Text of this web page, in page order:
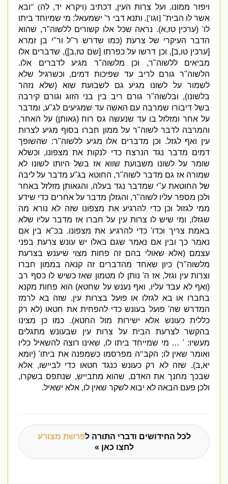
ויפזר ממונו.ועל צרות העין,דכתיב(ויקרא יד ,לה) "ובא
אשר לו הבית"
[וגו'].ותנא דבי ר' ישמעאל:מי שמיוחד ביתו
' (ערכין טז,א).נראה שכל אלו קשורים ללשוה"ר,שהוא
הדבר העיקרי של צרעת(כמו שדרש ר ל ור "י בן זמרא
ערכין טו ,ב],וכן דרשו על כפרתו[שם טז ,ב]),שדברים אלו
מביאים ללשוה"ר, וכן מלשוה"ר מגיע לדברים אלו.
הלשוה"ר גורם לריב עד שפיכות דמים,וכשרגיל שלא
לשמור על לשונו מגיע גם לשבועת שוא( שלא נזהר
בלשונו),ובלשוה"ר גורם ריב בין בני הזוג וגורם קירבה
בשל דיבורו שמרבה עם האשה עד שמגיעים לג"ע,ומדבר
על אחר ומזלזל בו עד שנעשה גס רוח(גאותן)על האחר,
והמרבה לדבר לשוה"ר על ממון חברו בסוף מגיע לצרות
עין ואף לגזל.וכן מדברים אלו מגיע ללשוה"ר:שהשופך
דמים מדבר נגד הנרצח כדי לנקות את מצפונו,וכשלא
שומר על לשונו משבועת שווא אז בשל היותו לשונו לא
שמורה אז גם מדבר לשוה"ר,החוטא בג"ע מדבר על ליבה
של החוטאת ע" י שמדבר נגד בעלה,והגאותן מזלזל באחר
ולכן מספר עליו לשוה"ר,והגזלן מדבר על אחרים כדי שידע
ממי לגזול וכן כדי להרגיע את מצפונו שזה לא נורא מה
שגזלו,ומי שיש לו צרות עין על חברו אז מדבר עליו שלא
באמת צריך וכדו'כדי להרגיע את מצפונו.בכ"א בין אם
נאמר כך ובין אם נאמר שגם באלו יש עונש צרעת בפני
עצמם(אלא שאולי בהם זה פחות מצוי שיענש בצרעת
מלשוה"ר)כיון שאחד מהדברים זה קנאה בממון חברו
וצרות עין וגזל,אז ה 'נותן לו מטמון שאז כשיש לו כסף רב
ואף לא עבד עליו,ואף נענש על שחטא)הוא פחות מקנא
בחברו או בא לגזלו או פועל בצרות עין.שזה בא לרמז
המדרש שה'פועל בעונש כדי להפחית את חטאו(לא רק
כללית כעונש אלא ישירות מול החטא).כמו כן מצינו
בהקשר לצרעת הבית על צרות עין שבעונש מתגלים
מעשיו: ' …מי שמייחד ביתו לו ,שאינו רוצה להשאיל כליו
ואומר שאין לו ;הקב"ה מפרסמו כשמפנה את ביתו' (יומא
,ב).שזה לא רק כעונש כנגד חטאו כדי לביישו,אלא
שבכך מחנך את האדם,שהוא מתבייש,שנתפס בשקרו,
ולכן פעם הבאה לא יבוא לשקר שאין לו ,אלא ישאיל.
לכל החידושים ודברי התורה לפרשת מצורע
לחצו כאן »